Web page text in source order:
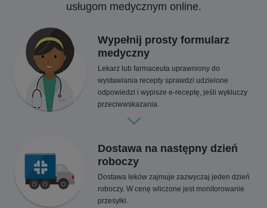
usługom medycznym online.
Wypełnij prosty formularz
medyczny
Lekarz lub farmaceuta uprawniony do
wystawiania recepty sprawdzi udzielone
odpowiedzi i wypisze e-receptę, jeśli wykluczy
przeciwwskazania.
Dostawa na następny dzień
roboczy
Dostawa leków zajmuje zazwyczaj jeden dzień
roboczy. W cenę wliczone jest monitorowanie
przesyłki.